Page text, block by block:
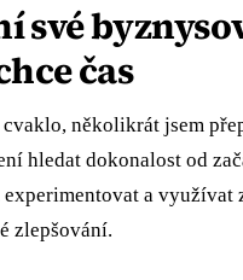
své
čas
několikrát jsem
hledat dokonalost od
a využívat
zlepšování.